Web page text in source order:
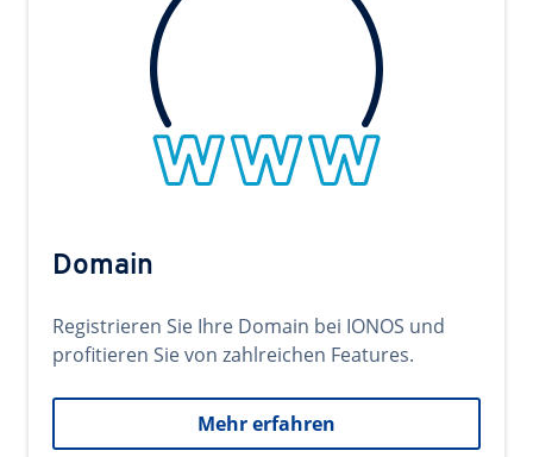
Domain
Registrieren Sie Ihre Domain bei IONOS und
profitieren Sie von zahlreichen Features.
Mehr erfahren